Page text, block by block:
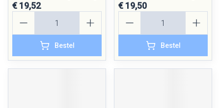
€ 19,52
Bestel
€ 19,50
Bestel